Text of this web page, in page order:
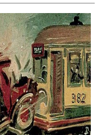
치북5
치북5